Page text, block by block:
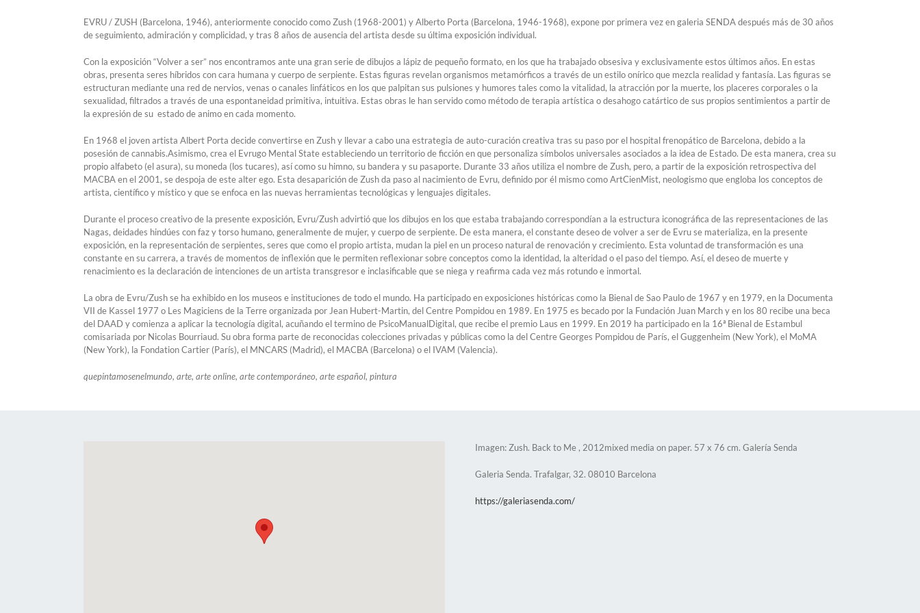
EVRU / ZUSH (Barcelona, 1946), anteriormente conocido como Zush (1968-2001) y Alberto Porta (Barcelona, 1946-1968), expone por primera vez en galeria SENDA después más de 30 años
de seguimiento, admiración y complicidad, y tras 8 años de ausencia del artista desde su última exposición individual.
Con la exposición “Volver a ser” nos encontramos ante una gran serie de dibujos a lápiz de pequeño formato, en los que ha trabajado obsesiva y exclusivamente estos últimos años. En estas
obras, presenta seres híbridos con cara humana y cuerpo de serpiente. Estas figuras revelan organismos metamórficos a través de un estilo onírico que mezcla realidad y fantasía. Las figuras se
estructuran mediante una red de nervios, venas o canales linfáticos en los que palpitan sus pulsiones y humores tales como la vitalidad, la atracción por la muerte, los placeres corporales o la
sexualidad, filtrados a través de una espontaneidad primitiva, intuitiva. Estas obras le han servido como método de terapia artística o desahogo catártico de sus propios sentimientos a partir de
la expresión de su estado de animo en cada momento.
En 1968 el joven artista Albert Porta decide convertirse en Zush y llevar a cabo una estrategia de auto-curación creativa tras su paso por el hospital frenopático de Barcelona, debido a la
posesión de cannabis.Asimismo, crea el Evrugo Mental State estableciendo un territorio de ficción en que personaliza símbolos universales asociados a la idea de Estado. De esta manera, crea su
propio alfabeto (el asura), su moneda (los tucares), así como su himno, su bandera y su pasaporte. Durante 33 años utiliza el nombre de Zush, pero, a partir de la exposición retrospectiva del
MACBA en el 2001, se despoja de este alter ego. Esta desaparición de Zush da paso al nacimiento de Evru, definido por él mismo como ArtCienMist, neologismo que engloba los conceptos de
artista, científico y místico y que se enfoca en las nuevas herramientas tecnológicas y lenguajes digitales.
Durante el proceso creativo de la presente exposición, Evru/Zush advirtió que los dibujos en los que estaba trabajando correspondían a la estructura iconográfica de las representaciones de las
Nagas, deidades hindúes con faz y torso humano, generalmente de mujer, y cuerpo de serpiente. De esta manera, el constante deseo de volver a ser de Evru se materializa, en la presente
exposición, en la representación de serpientes, seres que como el propio artista, mudan la piel en un proceso natural de renovación y crecimiento. Esta voluntad de transformación es una
constante en su carrera, a través de momentos de inflexión que le permiten reflexionar sobre conceptos como la identidad, la alteridad o el paso del tiempo. Así, el deseo de muerte y
renacimiento es la declaración de intenciones de un artista transgresor e inclasificable que se niega y reafirma cada vez más rotundo e inmortal.
La obra de Evru/Zush se ha exhibido en los museos e instituciones de todo el mundo. Ha participado en exposiciones históricas como la Bienal de Sao Paulo de 1967 y en 1979, en la Documenta
VII de Kassel 1977 o Les Magiciens de la Terre organizada por Jean Hubert-Martin, del Centre Pompidou en 1989. En 1975 es becado por la Fundación Juan March y en los 80 recibe una beca
del DAAD y comienza a aplicar la tecnología digital, acuñando el termino de PsicoManualDigital, que recibe el premio Laus en 1999. En 2019 ha participado en la 16ª Bienal de Estambul
comisariada por Nicolas Bourriaud. Su obra forma parte de reconocidas colecciones privadas y públicas como la del Centre Georges Pompidou de París, el Guggenheim (New York), el MoMA
(New York), la Fondation Cartier (París), el MNCARS (Madrid), el MACBA (Barcelona) o el IVAM (Valencia).
quepintamosenelmundo, arte, arte online, arte contemporáneo, arte español, pintura
Imagen: Zush. Back to Me , 2012mixed media on paper. 57 x 76 cm. Galería Senda
Galeria Senda. Trafalgar, 32. 08010 Barcelona
https://galeriasenda.com/